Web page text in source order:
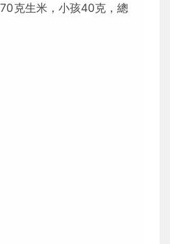
克生米，小孩40克，總